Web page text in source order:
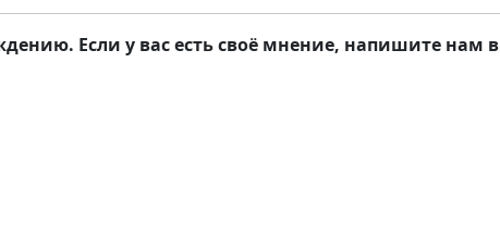
Если у вас есть своё мнение, напишите нам в